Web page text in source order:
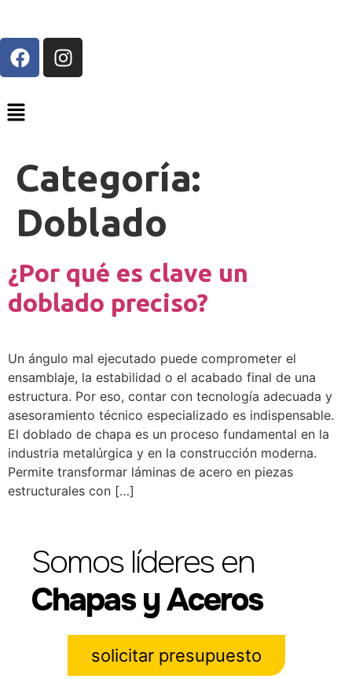
Categoría:
Doblado
¿Por qué es clave un
doblado preciso?
Un ángulo mal ejecutado puede comprometer el
ensamblaje, la estabilidad o el acabado final de una
estructura. Por eso, contar con tecnología adecuada y
asesoramiento técnico especializado es indispensable.
El doblado de chapa es un proceso fundamental en la
industria metalúrgica y en la construcción moderna.
Permite transformar láminas de acero en piezas
estructurales con […]
Somos líderes en
Chapas y Aceros
solicitar presupuesto